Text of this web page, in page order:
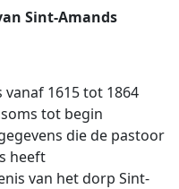
Sint-Amands
1615 tot 1864
tot begin
die de pastoor
heeft
van het dorp Sint-